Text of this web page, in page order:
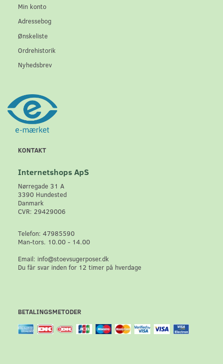
Min konto
Adressebog
Ønskeliste
Ordrehistorik
Nyhedsbrev
KONTAKT
Internetshops ApS
Nørregade 31 A
3390 Hundested
Danmark
CVR: 29429006
Telefon: 47985590
Man-tors. 10.00 - 14.00
Email: info@stoevsugerposer.dk
Du får svar inden for 12 timer på hverdage
BETALINGSMETODER